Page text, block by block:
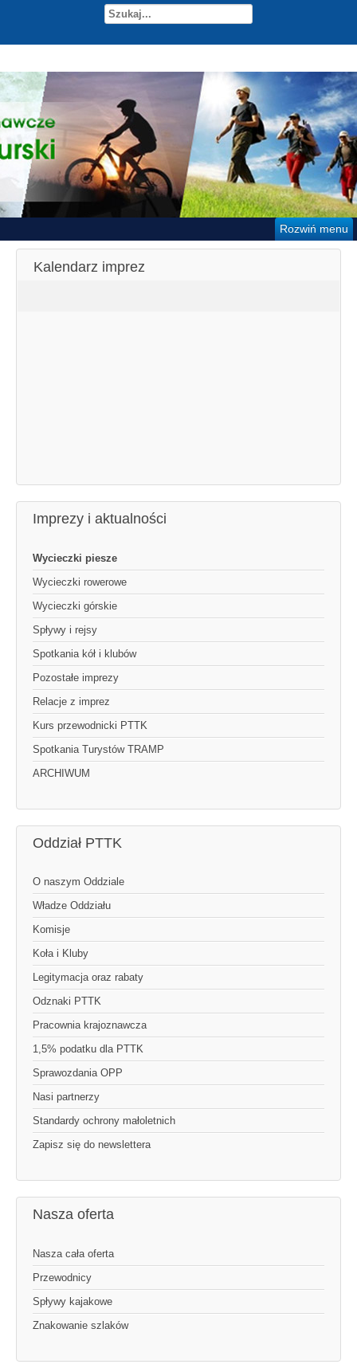
Rozwiń menu
Kalendarz imprez
Imprezy i aktualności
Wycieczki piesze
Wycieczki rowerowe
Wycieczki górskie
Spływy i rejsy
Spotkania kół i klubów
Pozostałe imprezy
Relacje z imprez
Kurs przewodnicki PTTK
Spotkania Turystów TRAMP
ARCHIWUM
Oddział PTTK
O naszym Oddziale
Władze Oddziału
Komisje
Koła i Kluby
Legitymacja oraz rabaty
Odznaki PTTK
Pracownia krajoznawcza
1,5% podatku dla PTTK
Sprawozdania OPP
Nasi partnerzy
Standardy ochrony małoletnich
Zapisz się do newslettera
Nasza oferta
Nasza cała oferta
Przewodnicy
Spływy kajakowe
Znakowanie szlaków